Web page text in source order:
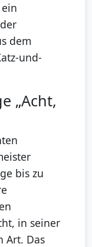
dem
und-
„Acht,
bis zu
in seiner
Art. Das